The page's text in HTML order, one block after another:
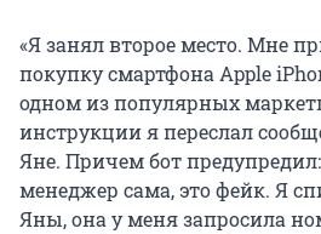
«Я занял второе место. Мне
покупку смартфона Apple
одном из популярных
инструкции я переслал
Яне. Причем бот
менеджер сама, это фейк. Я
Яны, она у меня запросила